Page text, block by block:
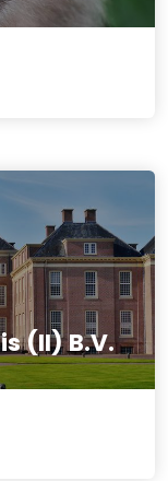
(II) B.V.